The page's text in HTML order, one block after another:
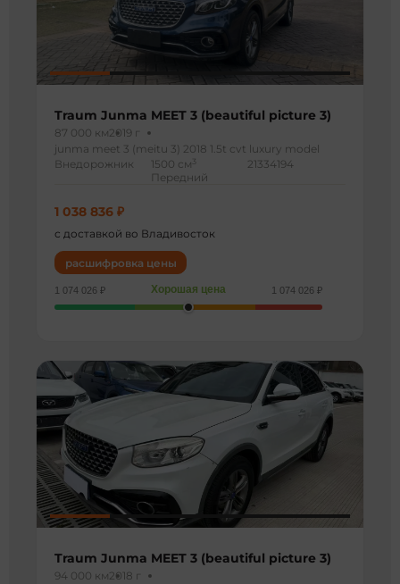
Traum Junma MEET 3 (beautiful picture 3)
87 000 км2019 г
junma meet 3 (meitu 3) 2018 1.5t cvt luxury model
Внедорожник
1500 см 3
Передний
21334194
1 038 836 ₽
с доставкой во Владивосток
расшифровка цены
1 074 026 ₽ Хорошая цена 1 074 026 ₽
Traum Junma MEET 3 (beautiful picture 3)
94 000 км2018 г